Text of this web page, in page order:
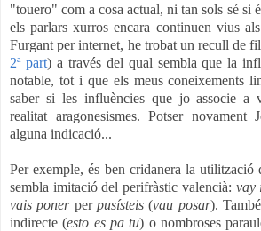
"touero" com a cosa actual, ni tan sols sé si
els parlars xurros encara continuen vius
Furgant per internet, he trobat un recull de
2ª part) a través del qual sembla que la
notable, tot i que els meus coneixements
saber si les influències que jo associe a
realitat aragonesismes. Potser novament
alguna indicació...
Per exemple, és ben cridanera la utilització
sembla imitació del perifràstic valencià: vay
vais ponerperpusísteis (vau posar).
indirecte (esto es pa tu) o nombroses